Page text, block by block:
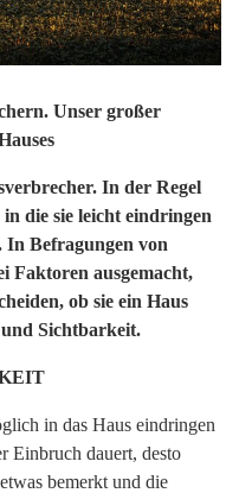
Unser großer
In der Regel
die sie leicht eindringen
In Befragungen von
Faktoren ausgemacht,
ob sie ein Haus
Sichtbarkeit.
in das Haus eindringen
Einbruch dauert, desto
bemerkt und die